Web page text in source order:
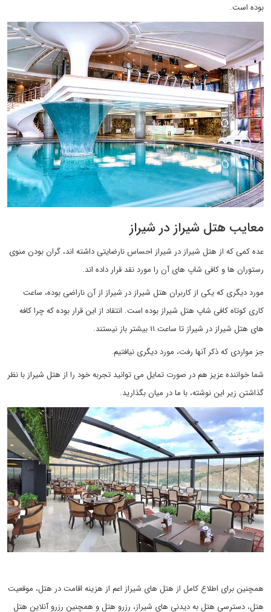
بوده است.
معایب هتل شیراز در شیراز
عده کمی که از هتل شیراز در شیراز احساس نارضایتی داشته اند، گران بودن منوی
رستوران ها و کافی شاپ های آن را مورد نقد قرار داده اند.
مورد دیگری که یکی از کاربران هتل شیراز در شیراز از آن ناراضی بوده، ساعت
کاری کوتاه کافی شاپ هتل شیراز بوده است. انتقاد از این قرار بوده که چرا کافه
های هتل شیراز در شیراز تا ساعت ۱۱ بیشتر باز نیستند.
جز مواردی که ذکر آنها رفت، مورد دیگری نیافتیم.
شما خواننده عزیز هم در صورت تمایل می توانید تجربه خود را از هتل شیراز با نظر
گذاشتن زیر این نوشته، با ما در میان بگذارید.
همچنین برای اطلاع کامل از هتل های شیراز اعم از هزینه اقامت در هتل، موقعیت
هتل، دسترسی هتل به دیدنی های شیراز، رزرو هتل و همچنین رزرو آنلاین هتل